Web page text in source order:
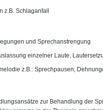
z.B. Schlaganfall
und Sprechanstrengung
einzelner Laute,
z.B.: Sprechpausen,
zur Behandlung der